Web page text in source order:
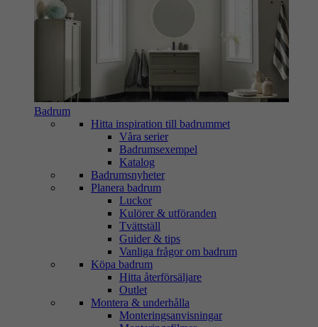
Badrum
Hitta inspiration till badrummet
Våra serier
Badrumsexempel
Katalog
Badrumsnyheter
Planera badrum
Luckor
Kulörer & utföranden
Tvättställ
Guider & tips
Vanliga frågor om badrum
Köpa badrum
Hitta återförsäljare
Outlet
Montera & underhålla
Monteringsanvisningar